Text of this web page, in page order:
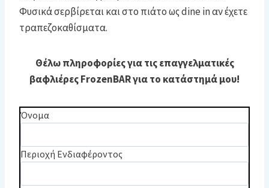
Φυσικά σερβίρεται και στο πιάτο ως dine in αν έχετε
τραπεζοκαθίσματα.
Θέλω πληροφορίες για τις επαγγελματικές
βαφλιέρες FrozenBAR για το κατάστημά μου!
Όνομα
Περιοχή Ενδιαφέροντος